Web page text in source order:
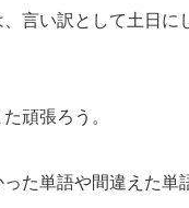
言い訳として土日
頑張ろう。
た単語や間違えた単